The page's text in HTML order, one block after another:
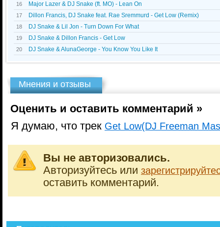
16 Major Lazer & DJ Snake (ft. MO) - Lean On
17 Dillon Francis, DJ Snake feat. Rae Sremmurd - Get Low (Remix)
18 DJ Snake & Lil Jon - Turn Down For What
19 DJ Snake & Dillon Francis - Get Low
20 DJ Snake & AlunaGeorge - You Know You Like It
Мнения и отзывы
Оценить и оставить комментарий »
Я думаю, что трек Get Low(DJ Freeman
Вы не авторизовались.
Авторизуйтесь или
оставить комментарий.